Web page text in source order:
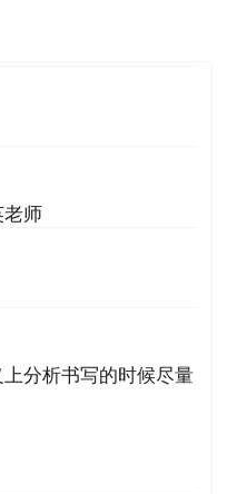
信息仅供参考，如有
容为准。
老师
分析书写的时候尽量